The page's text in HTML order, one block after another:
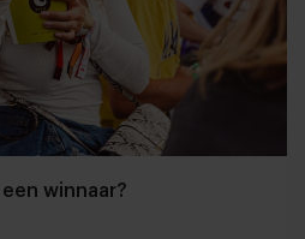
winnaar?